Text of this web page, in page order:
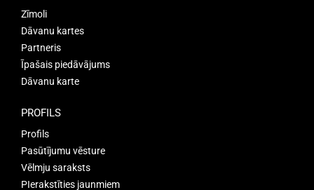
Zīmoli
Dāvanu kartes
Partneris
Īpašais piedāvājums
Dāvanu karte
PROFILS
Profils
Pasūtījumu vēsture
Vēlmju saraksts
PIerakstīties jaunmiem